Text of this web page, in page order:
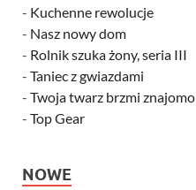
- Kuchenne rewolucje
- Nasz nowy dom
- Rolnik szuka żony, seria III
- Taniec z gwiazdami
- Twoja twarz brzmi znajomo
- Top Gear
NOWE